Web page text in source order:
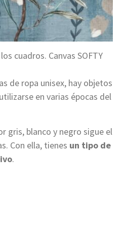
cuadros. Canvas SOFTY
de ropa unisex, hay objetos
en varias épocas del
gris, blanco y negro sigue el
Con ella, tienes un tipo de
.